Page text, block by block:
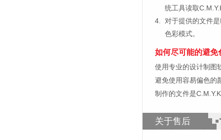
统工具读取
4.
对于提供的文件
色彩模式。
如何尽可能的避免
使用专业的设计制图
避免使用容易偏色的
制作的文件是
关于售后